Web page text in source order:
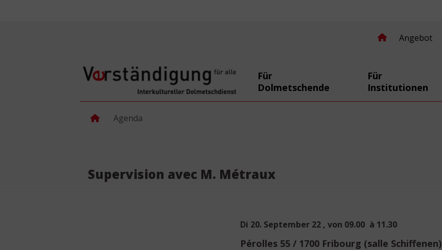
Angebot
secomprendre.ch
Für
Dolmetschende
Für
Institutionen
Agenda
Supervision avec M. Métraux
Di 20. September 22 , von 09.00 à 11.30
Pérolles 55 / 1700 Fribourg (salle Schiffenen)